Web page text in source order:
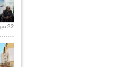
22 فبراير 2021 |